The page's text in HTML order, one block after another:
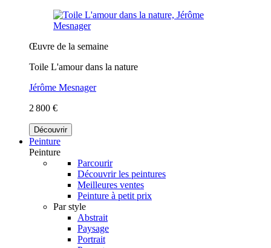
Œuvre de la semaine
Toile L'amour dans la nature
Jérôme Mesnager
2 800 €
Découvrir
Peinture
Peinture
Parcourir
Découvrir les peintures
Meilleures ventes
Peinture à petit prix
Par style
Abstrait
Paysage
Portrait